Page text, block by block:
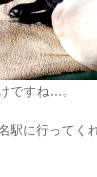
ですね…。
駅に行ってく